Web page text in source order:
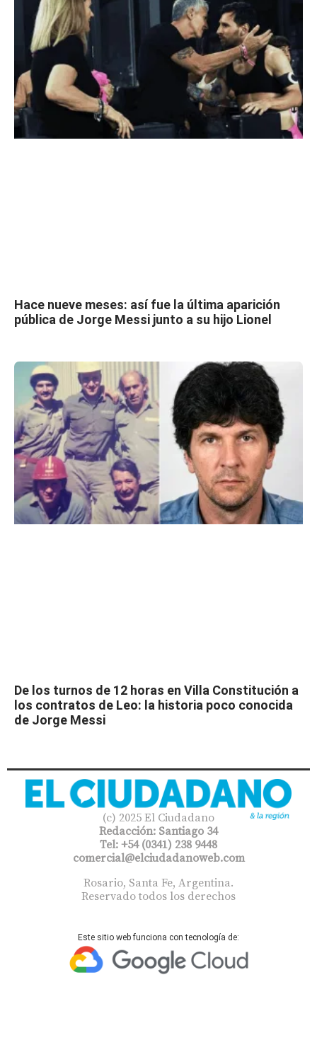
Hace nueve meses: así fue la última aparición
pública de Jorge Messi junto a su hijo Lionel
De los turnos de 12 horas en Villa Constitución a
los contratos de Leo: la historia poco conocida
de Jorge Messi
(c) 2025 El Ciudadano
Redacción: Santiago 34
Tel: +54 (0341) 238 9448
comercial@elciudadanoweb.com​
Rosario, Santa Fe, Argentina.
Reservado todos los derechos
Este sitio web funciona con tecnología de: